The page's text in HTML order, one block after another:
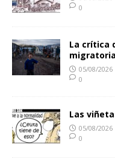
0
La crítica
05/08/2026
0
Las
05/08/2026
0